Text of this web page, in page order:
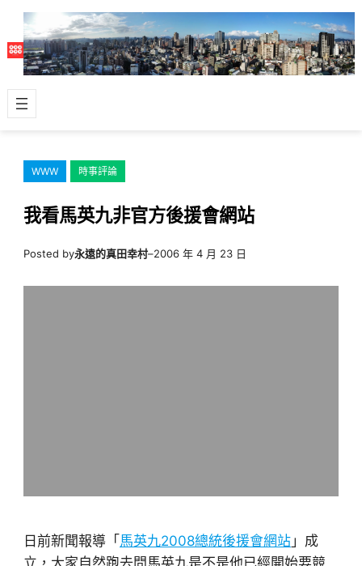
主
容
WWW 時事評論
我看馬英九非官方後援會網站
Posted by永遠的真田幸村–2006 年 4 月 23 日
日前新聞報導「馬英九2008總統後援會網站」成
立，大家自然跑去問馬英九是不是他已經開始要競